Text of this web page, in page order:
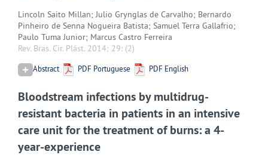
Lincoln Saito Millan; Julio Grynglas de Carvalho; Bernardo
Pinheiro de Senna Nogueira Batista; Samuel Terra Gallafrio;
Paulo Tuma Junior; Marcus Castro Ferreira
Rev. Bras. Cir. Plást. 2014; 29: (2)
Abstract PDF Portuguese PDF English
Bloodstream infections by multidrug-
resistant bacteria in patients in an intensive
care unit for the treatment of burns: a 4-
year-experience